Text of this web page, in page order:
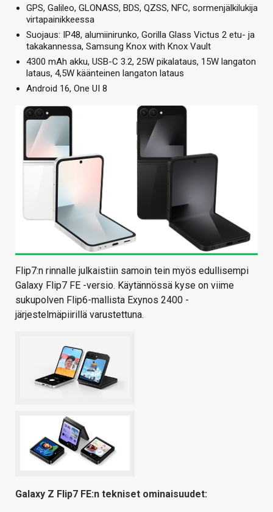
GPS, Galileo, GLONASS, BDS, QZSS, NFC, sormenjälkilukija
virtapainikkeessa
Suojaus: IP48, alumiinirunko, Gorilla Glass Victus 2 etu- ja
takakannessa, Samsung Knox with Knox Vault
4300 mAh akku, USB-C 3.2, 25W pikalataus, 15W langaton
lataus, 4,5W käänteinen langaton lataus
Android 16, One UI 8
Flip7:n rinnalle julkaistiin samoin tein myös edullisempi
Galaxy Flip7 FE -versio. Käytännössä kyse on viime
sukupolven Flip6-mallista Exynos 2400 -
järjestelmäpiirillä varustettuna.
Galaxy Z Flip7 FE:n tekniset ominaisuudet: